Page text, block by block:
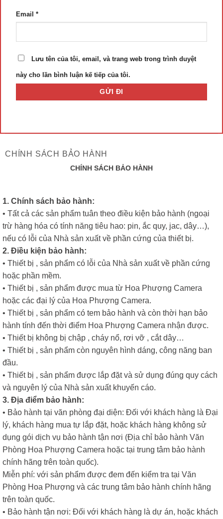
Email *
Lưu tên của tôi, email, và trang web trong trình duyệt
này cho lần bình luận kế tiếp của tôi.
CHÍNH SÁCH BẢO HÀNH
CHÍNH SÁCH BẢO HÀNH
1. Chính sách bảo hành:
• Tất cả các sản phẩm tuân theo điều kiện bảo hành (ngoại
trừ hàng hóa có tính năng tiêu hao: pin, ắc quy, jac, dây…),
nếu có lỗi của Nhà sản xuất về phần cứng của thiết bị.
2. Điều kiện bảo hành:
• Thiết bị , sản phẩm có lỗi của Nhà sản xuất về phần cứng
hoặc phần mềm.
• Thiết bị , sản phẩm được mua từ Hoa Phượng Camera
hoặc các đại lý của Hoa Phượng Camera.
• Thiết bị , sản phẩm có tem bảo hành và còn thời hạn bảo
hành tính đến thời điểm Hoa Phượng Camera nhận được.
• Thiết bị không bị chập , cháy nổ, rơi vỡ , cắt dây…
• Thiết bị , sản phẩm còn nguyên hình dáng, công năng ban
đầu.
• Thiết bị , sản phẩm được lắp đặt và sử dụng đúng quy cách
và nguyên lý của Nhà sản xuất khuyến cáo.
3. Địa điểm bảo hành:
• Bảo hành tại văn phòng đại diện: Đối với khách hàng là Đại
lý, khách hàng mua tự lắp đặt, hoặc khách hàng không sử
dụng gói dịch vụ bảo hành tận nơi (Địa chỉ bảo hành Văn
Phòng Hoa Phượng Camera hoặc tại trung tâm bảo hành
chính hãng trên toàn quốc).
Miễn phí: với sản phẩm được đem đến kiểm tra tại Văn
Phòng Hoa Phượng và các trung tâm bảo hành chính hãng
trên toàn quốc.
• Bảo hành tận nơi: Đối với khách hàng là dự án, hoặc khách